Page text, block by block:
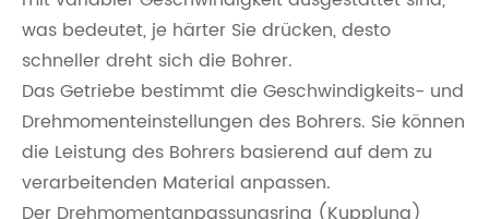
was bedeutet, je härter Sie drücken, desto
schneller dreht sich die Bohrer.
Das Getriebe bestimmt die Geschwindigkeits- und
Drehmomenteinstellungen des Bohrers. Sie können
die Leistung des Bohrers basierend auf dem zu
verarbeitenden Material anpassen.